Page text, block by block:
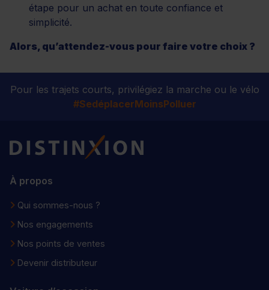
étape pour un achat en toute confiance et
simplicité.
Alors, qu’attendez-vous pour faire votre choix ?
Pour les trajets courts, privilégiez la marche ou le vélo
#SedéplacerMoinsPolluer
Distinxion
À propos
Qui sommes-nous ?
Nos engagements
Nos points de ventes
Devenir distributeur